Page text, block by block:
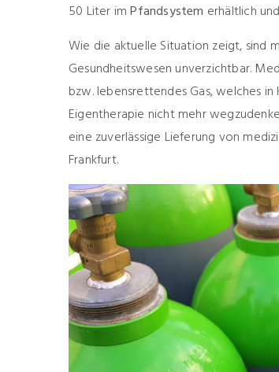
50 Liter imPfandsystem erhältlich
Wie die aktuelle Situation zeigt, sind
Gesundheitswesen unverzichtbar.
bzw. lebensrettendes Gas, welches
Eigentherapie nicht mehr
eine zuverlässige Lieferung von
Frankfurt.